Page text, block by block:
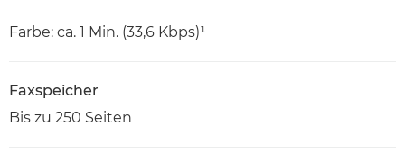
Farbe: ca. 1 Min. (33,6 Kbps)¹
Faxspeicher
Bis zu 250 Seiten